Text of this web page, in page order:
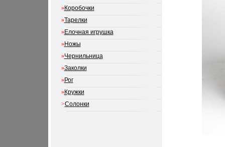
»Коробочки
»Тарелки
»Елочная игрушка
»Ножы
»Чернильница
»Заколки
»Рог
»Кружки
>Солонки